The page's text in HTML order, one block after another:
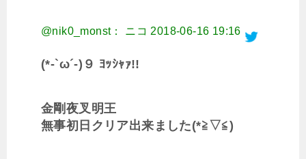
@nik0_monst： ニコ 2018-06-16 19:16
(*-`ω´-)９ ﾖｯｼｬｧ!!
金剛夜叉明王
無事初日クリア出来ました(*≧▽≦)